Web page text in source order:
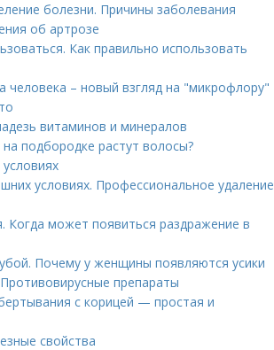
болезни. Причины заболевания
об артрозе
Как правильно использовать
– новый взгляд на "микрофлору"
витаминов и минералов
подбородке растут волосы?
условиях. Профессиональное удаление
Когда может появиться раздражение в
Почему у женщины появляются усики
препараты
с корицей — простая и
свойства